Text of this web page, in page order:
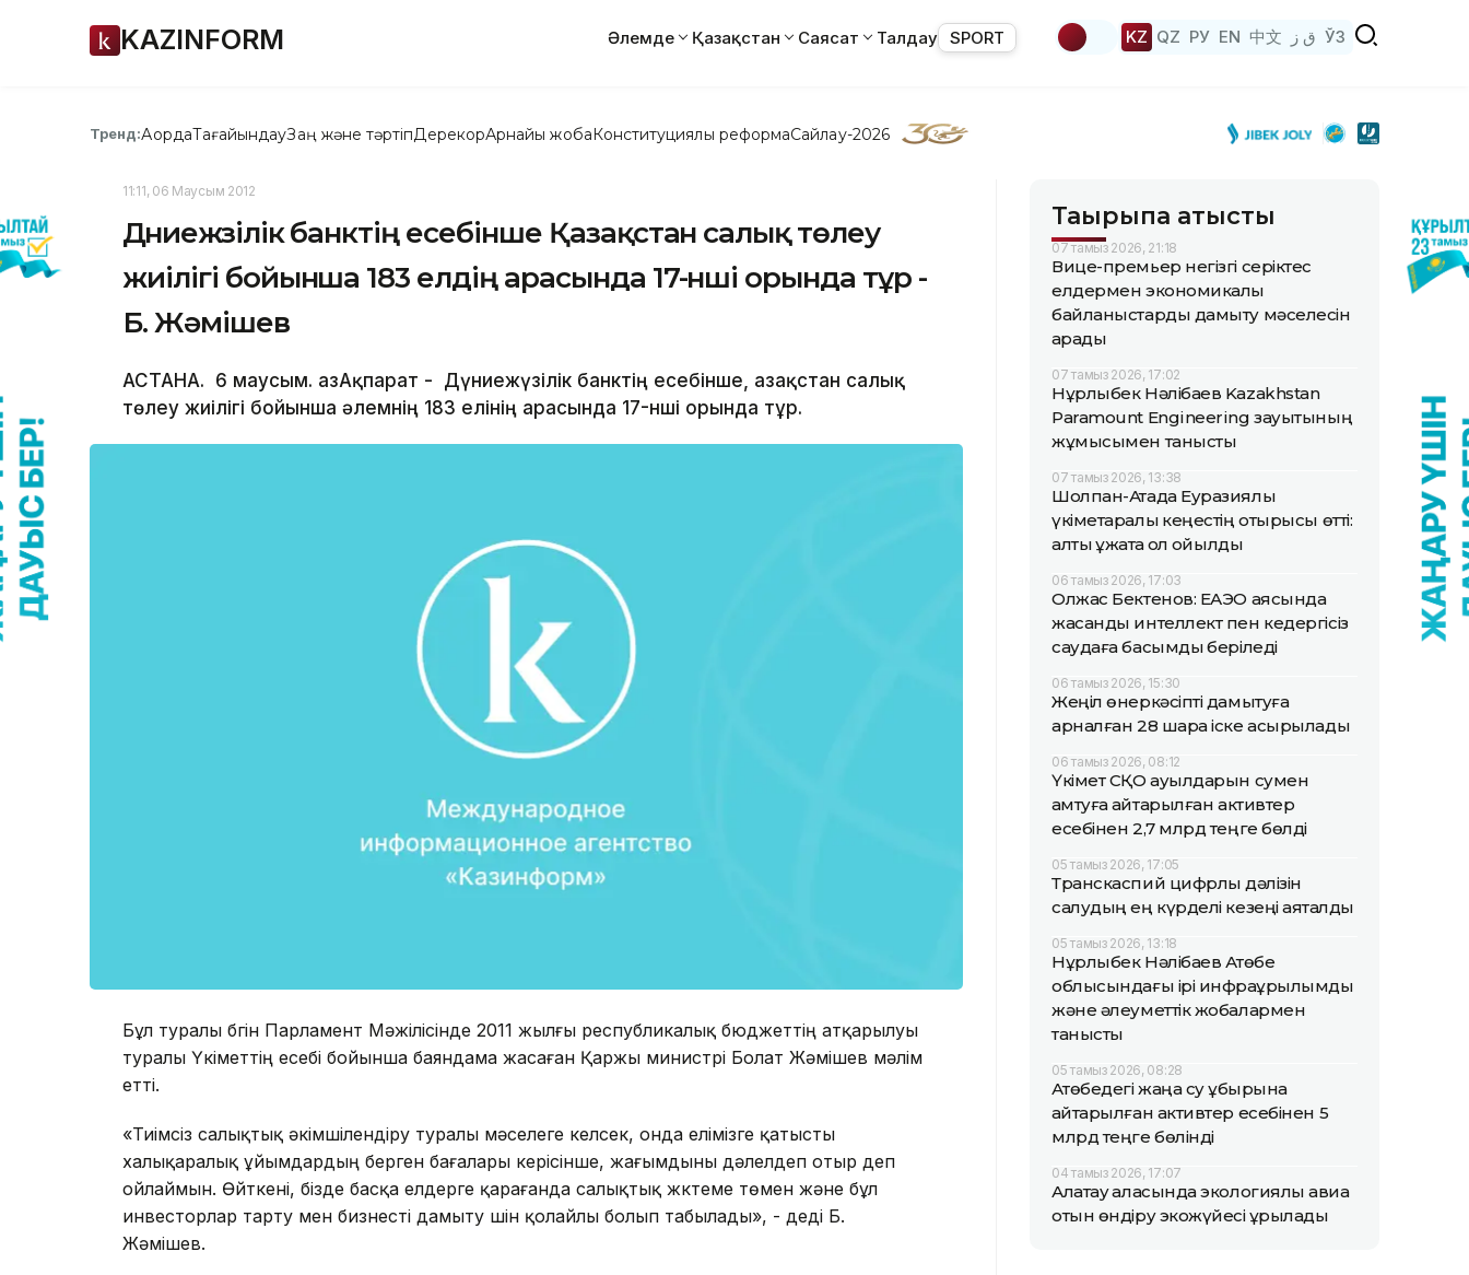
KAZINFORM Әлемде Қазақстан Саясат Талдау SPORT KZ QZ РУ EN 中文 ق ز ЎЗ
Тренд:АқордаТағайындауЗаң және тәртіпДерекқорАрнайы жобаКонституциялық реформаСайлау-2026
11:11, 06 Маусым 2012
Дүниежүзілік банктің есебінше Қазақстан салық төлеу
жиілігі бойынша 183 елдің арасында 17-нші орында тұр -
Б. Жәмішев
АСТАНА. 6 маусым. ҚазАқпарат - Дүниежүзілік банктің есебінше, Қазақстан салық
төлеу жиілігі бойынша әлемнің 183 елінің арасында 17-нші орында тұр.
Бұл туралы бүгін Парламент Мәжілісінде 2011 жылғы республикалық бюджеттің атқарылуы
туралы Үкіметтің есебі бойынша баяндама жасаған Қаржы министрі Болат Жәмішев мәлім
етті.
«Тиімсіз салықтық әкімшілендіру туралы мәселеге келсек, онда елімізге қатысты
халықаралық ұйымдардың берген бағалары керісінше, жағымдыны дәлелдеп отыр деп
ойлаймын. Өйткені, бізде басқа елдерге қарағанда салықтық жүктеме төмен және бұл
инвесторлар тарту мен бизнесті дамыту үшін қолайлы болып табылады», - деді Б.
Жәмішев.
Тақырыпқа қатысты
07 тамыз 2026, 21:18
Вице-премьер негізгі серіктес
елдермен экономикалық
байланыстарды дамыту мәселесін
қарады
07 тамыз 2026, 17:02
Нұрлыбек Нәлібаев Kazakhstan
Paramount Engineering зауытының
жұмысымен танысты
07 тамыз 2026, 13:38
Шолпан-Атада Еуразиялық
үкіметаралық кеңестің отырысы өтті:
алты құжатқа қол қойылды
06 тамыз 2026, 17:03
Олжас Бектенов: ЕАЭО аясында
жасанды интеллект пен кедергісіз
саудаға басымдық беріледі
06 тамыз 2026, 15:30
Жеңіл өнеркәсіпті дамытуға
арналған 28 шара іске асырылады
06 тамыз 2026, 08:12
Үкімет СҚО ауылдарын сумен
қамтуға қайтарылған активтер
есебінен 2,7 млрд теңге бөлді
05 тамыз 2026, 17:05
Транскаспий цифрлық дәлізін
салудың ең күрделі кезеңі аяқталды
05 тамыз 2026, 13:18
Нұрлыбек Нәлібаев Ақтөбе
облысындағы ірі инфрақұрылымдық
және әлеуметтік жобалармен
танысты
05 тамыз 2026, 08:28
Ақтөбедегі жаңа су құбырына
қайтарылған активтер есебінен 5
млрд теңге бөлінді
04 тамыз 2026, 17:07
Алатау қаласында экологиялық авиа
отын өндіру экожүйесі құрылады